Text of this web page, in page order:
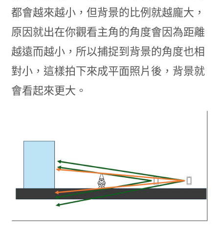
都會越來越小，但背景的比例就越龐大，
原因就出在你觀看主角的角度會因為距離
越遠而越小，所以捕捉到背景的角度也相
對小，這樣拍下來成平面照片後，背景就
會看起來更大。